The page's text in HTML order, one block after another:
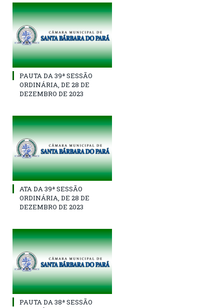
PAUTA DA 39ª SESSÃO
ORDINÁRIA, DE 28 DE
DEZEMBRO DE 2023
ATA DA 39ª SESSÃO
ORDINÁRIA, DE 28 DE
DEZEMBRO DE 2023
PAUTA DA 38ª SESSÃO